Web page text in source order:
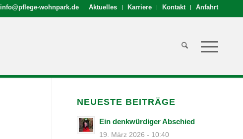
Aktuelles Karriere Kontakt Anfahrt
info@pflege-wohnpark.de
NEUESTE BEITRÄGE
Ein denkwürdiger Abschied
19. März 2026 - 10:40